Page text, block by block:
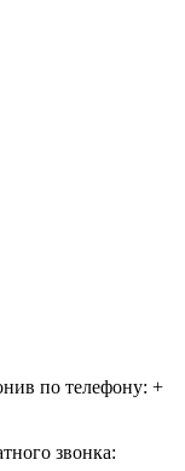
по телефону: +
звонка: